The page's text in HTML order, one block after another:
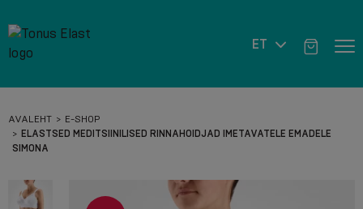
ET
AVALEHT
E-SHOP
ELASTSED MEDITSIINILISED RINNAHOIDJAD IMETAVATELE EMADELE
SIMONA